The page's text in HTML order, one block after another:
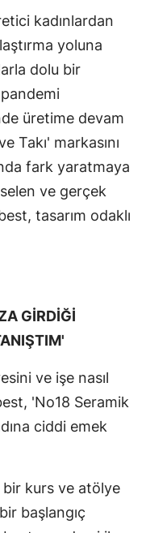
kadınlardan
yoluna
dolu bir
üretime devam
Takı' markasını
fark yaratmaya
ve gerçek
tasarım odaklı
GİRDİĞİ
ve işe nasıl
'No18 Seramik
ciddi emek
kurs ve atölye
başlangıç